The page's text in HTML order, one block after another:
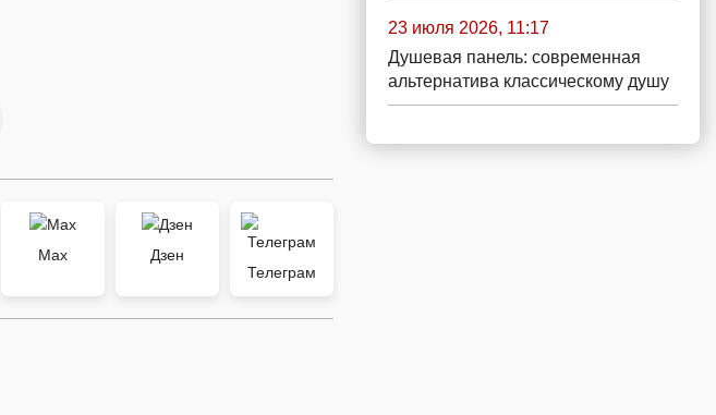
Max
Дзен
Телеграм
23 июля 2026, 11:17
Душевая панель: современная
альтернатива классическому душу